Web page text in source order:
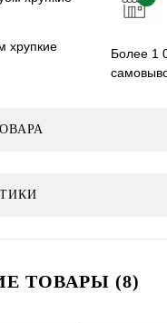
хрупкие
Более 1
ТОВАРЫ (8)